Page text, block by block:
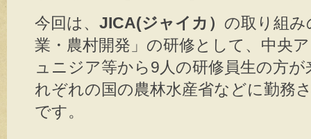
今回は、 JICA(ジャイカ） の取り組
業・農村開発」の研修として、中央
ュニジア等から9人の研修員生の方
れぞれの国の農林水産省などに勤務
です。